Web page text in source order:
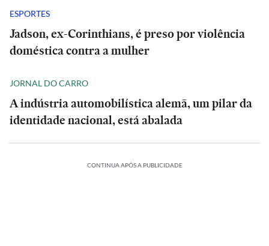
ESPORTES
Jadson, ex-Corinthians, é preso por violência
doméstica contra a mulher
JORNAL DO CARRO
A indústria automobilística alemã, um pilar da
identidade nacional, está abalada
CONTINUA APÓS A PUBLICIDADE